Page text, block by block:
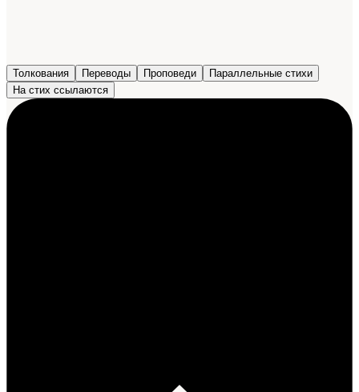
Толкования Переводы Проповеди
Параллельные стихи
На стих ссылаются